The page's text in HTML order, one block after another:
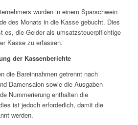
wurden in einem Sparschwein
des Monats in die Kasse gebucht. Dies
es, die Gelder als umsatzsteuerpflichtige
Kasse zu erfassen.
der Kassenberichte
die Bareinnahmen getrennt nach
Damensalon sowie die Ausgaben
Nummerierung enthalten die
ist jedoch erforderlich, damit die
werden.